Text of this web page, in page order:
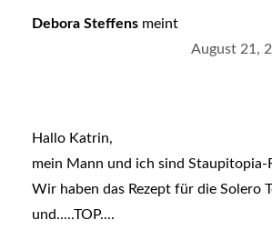
Debora Steffens meint
August 21,
Hallo Katrin,
mein Mann und ich sind Staupitopia-
Wir haben das Rezept für die Solero
und.....TOP....